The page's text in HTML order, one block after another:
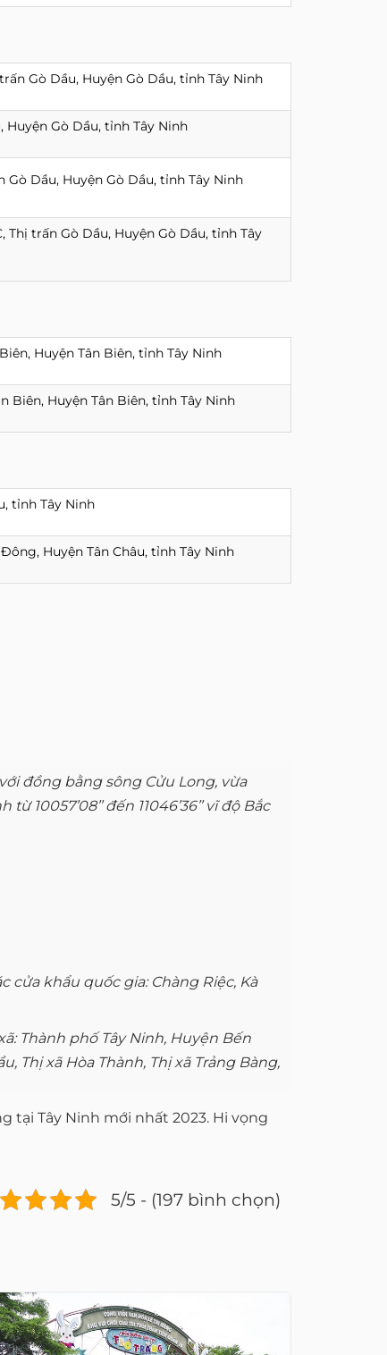
Gò Dầu, Huyện Gò Dầu, tỉnh Tây Ninh
Huyện Gò Dầu, tỉnh Tây Ninh
Gò Dầu, Huyện Gò Dầu, tỉnh Tây Ninh
trấn Gò Dầu, Huyện Gò Dầu, tỉnh Tây
Huyện Tân Biên, tỉnh Tây Ninh
Biên, Huyện Tân Biên, tỉnh Tây Ninh
tỉnh Tây Ninh
Huyện Tân Châu, tỉnh Tây Ninh
đồng bằng sông Cửu Long, vừa
đến 11046’36’’ vĩ độ Bắc
cửa khẩu quốc gia: Chàng Riệc, Kà
Thành phố Tây Ninh, Huyện Bến
Thị xã Hòa Thành, Thị xã Trảng Bàng,
tại Tây Ninh mới nhất 2023. Hi vọng
5/5 - (197 bình chọn)